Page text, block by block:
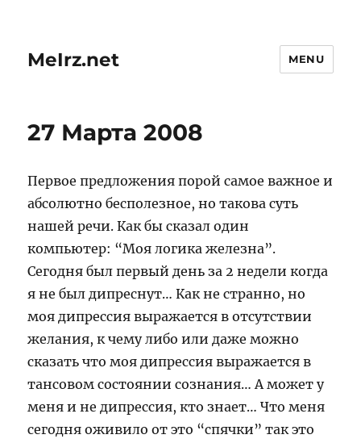
MeIrz.net MENU
27 Марта 2008
Первое предложения порой самое важное и
абсолютно бесполезное, но такова суть
нашей речи. Как бы сказал один
компьютер: “Моя логика железна”.
Сегодня был первый день за 2 недели когда
я не был дипреснут… Как не странно, но
моя дипрессия выражается в отсутствии
желания, к чему либо или даже можно
сказать что моя дипрессия выражается в
тансовом состоянии сознания… А может у
меня и не дипрессия, кто знает… Что меня
сегодня оживило от это “спячки” так это